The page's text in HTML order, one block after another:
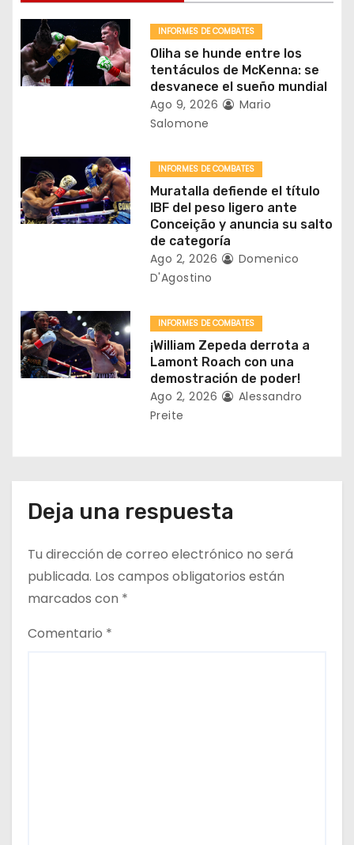
ó
n
d
e
n
t
d
a
s
INFORMES DE COMBATES
Oliha se hunde entre los
tentáculos de McKenna: se
desvanece el sueño mundial
Ago 9, 2026
Mario
Salomone
INFORMES DE COMBATES
Muratalla defiende el título
IBF del peso ligero ante
Conceição y anuncia su salto
de categoría
Ago 2, 2026
Domenico
D'Agostino
INFORMES DE COMBATES
¡William Zepeda derrota a
Lamont Roach con una
demostración de poder!
Ago 2, 2026
Alessandro
Preite
Deja una respuesta
Tu dirección de correo electrónico no será
publicada. Los campos obligatorios están
marcados con *
Comentario *